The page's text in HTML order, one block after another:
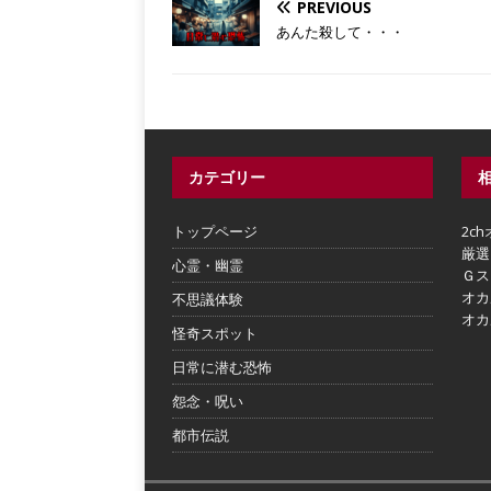
PREVIOUS
あんた殺して・・・
カテゴリー
トップページ
心霊・幽霊
不思議体験
怪奇スポット
日常に潜む恐怖
怨念・呪い
都市伝説
2ch
厳
Ｇ
オ
オ